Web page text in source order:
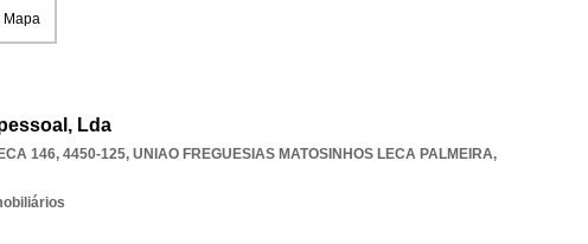
Mapa
Lda
146, 4450-125, UNIAO FREGUESIAS MATOSINHOS LECA PALMEIRA,